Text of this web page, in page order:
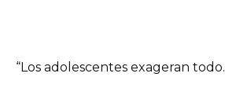
“Los adolescentes exageran todo.